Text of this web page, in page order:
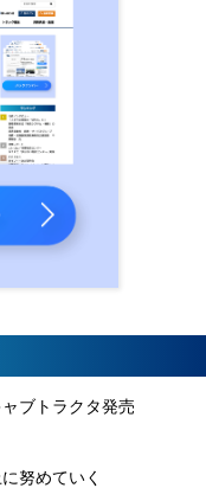
ブトラクタ発売
努めていく